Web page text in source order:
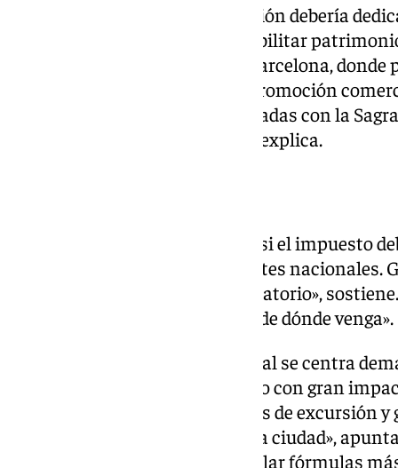
A su juicio, parte de la recaudación debería
infraestructuras urbanas, rehabilitar
turístico. Pone como ejemplo Barcelona,
a conservación patrimonial y promoción
financian actuaciones relacionadas con la
promoción del comercio local», explica.
Otro de los asuntos abiertos es si el impuesto
extranjeros o también a visitantes nacionales.
diferenciación: «Sería discriminatorio»,
persona pague o no en función de dónde venga».
Además, cree que el debate actual se centra
deja fuera otros tipos de turismo con gran
llegan en crucero o en autobuses de excursión
mayores que quien duerme en la ciudad»,
futuro modelo debería contemplar fórmulas